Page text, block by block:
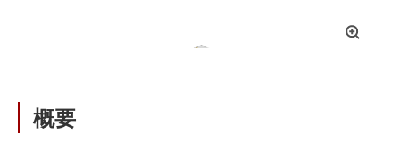
拡
概要